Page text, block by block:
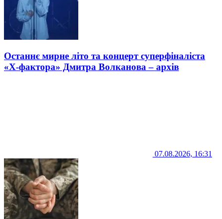
Останнє мирне літо та концерт суперфіналіста
«Х-фактора» Дмитра Волканова – архів
07.08.2026, 16:31